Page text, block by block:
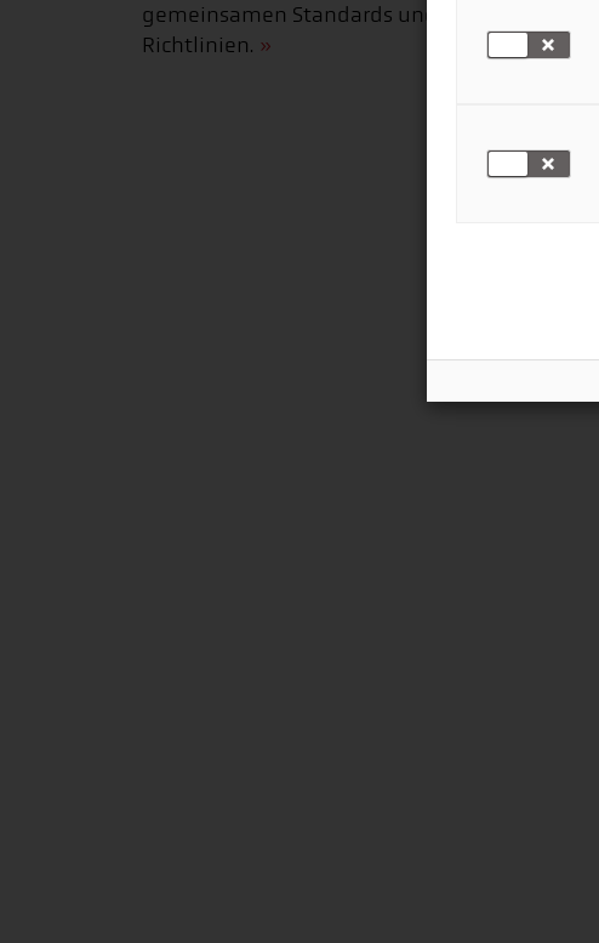
gemeinsamen Standards und
Richtlinien.